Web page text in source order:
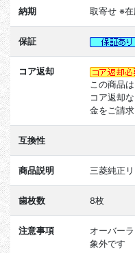
納期 取寄せ ※
保証
コア返却
この商品
コア返却
金をご請
互換性
商品説明 三菱純正
歯枚数 8枚
注意事項
オーバー
象外です